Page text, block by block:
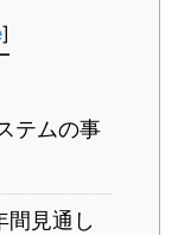
]
テムの事
間見通し